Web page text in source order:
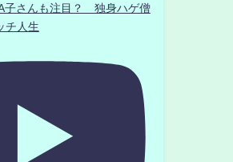
子さんも注目？ 独身ハゲ僧
チ人生